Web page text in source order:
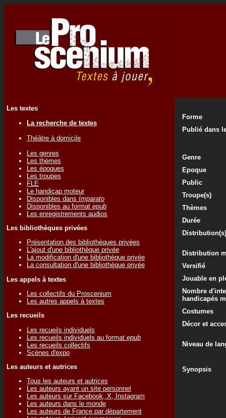
Les textes
La recherche de textes
Théâtre à domicile
Les genres
Les thèmes
Les époques
Les troupes
FLE
Le handicap moteur
Disponibles dans Imparato
Disponibles au format epub
Les enregistrements audios
Les bibliothèques privées
Présentation des bibliothèques privées
L'ajout d'une bibliothèque privée
La modification d'une bibliothèque privée
La consultation d'une bibliothèque privée
Les appels à textes
Les collectifs du Proscenium
Les autres appels à textes
Les recueils
Les recueils individuels
Les recueils individuels au format epub
Les recueils collectifs
Scènes d'expo
Les auteurs et autrices
Tous les auteurs et autrices
Les auteurs ayant un site personnel
Les auteurs sur Facebook, X, Instagram
Les auteurs dans le monde
Les auteurs de France par département
Forme
Publié dans
Genre
Epoque
Public
Troupe(s)
Thèmes
Durée
Distribution(s)
Distribution
Versifié
Jouable en
Nombre
handicapés
Costumes
Décor et
Niveau de
Synopsis